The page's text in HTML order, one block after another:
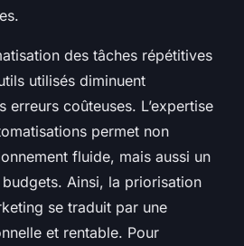
des tâches répétitives
utilisés diminuent
erreurs coûteuses. L’expertise
permet non
fluide, mais aussi un
Ainsi, la priorisation
se traduit par une
et rentable. Pour